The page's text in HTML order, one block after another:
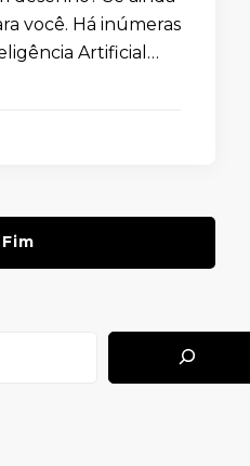
você. Há inúmeras
Artificial
Fim